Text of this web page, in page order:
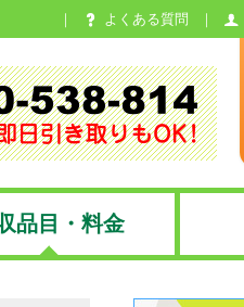
よくある質問
品目・料金